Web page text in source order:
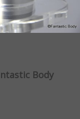
Body